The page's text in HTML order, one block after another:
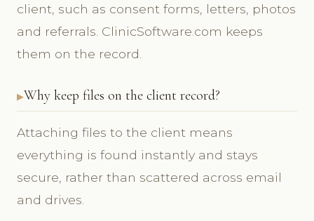
client, such as consent forms, letters, photos
and referrals. ClinicSoftware.com keeps
them on the record.
Why keep files on the client record?
Attaching files to the client means
everything is found instantly and stays
secure, rather than scattered across email
and drives.